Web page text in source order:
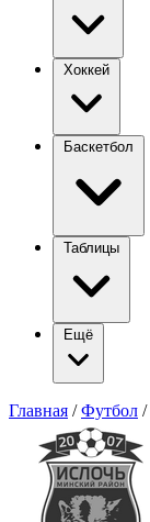
Хоккей
Баскетбол
Таблицы
Ещё
Главная / Футбол /